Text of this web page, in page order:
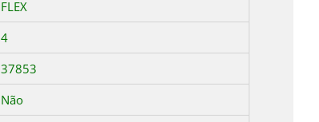
FLEX
4
37853
Não